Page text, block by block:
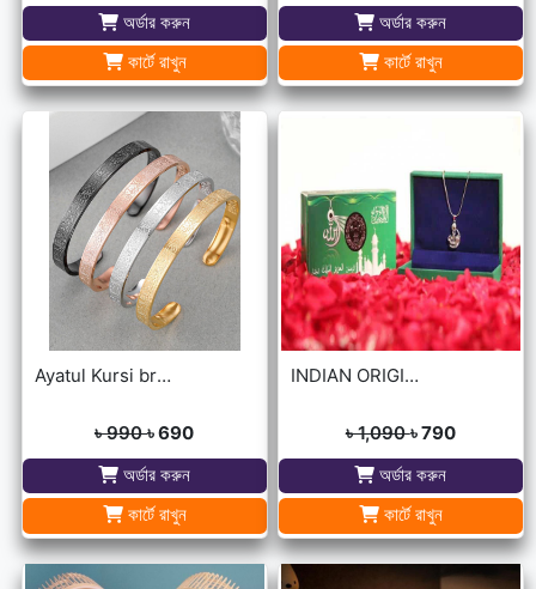
অর্ডার করুন
কার্টে রাখুন
অর্ডার করুন
কার্টে রাখুন
Ayatul Kursi bracelet
৳ 990৳ 690
অর্ডার করুন
কার্টে রাখুন
INDIAN ORIGINAL ALLAH BARKAT LOCKET - GOLDEN/SILVER
৳ 1,090৳ 790
অর্ডার করুন
কার্টে রাখুন